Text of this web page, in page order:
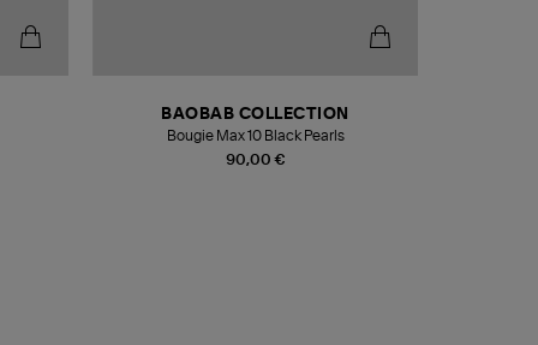
90,00 €
BAOBAB COLLECTION
Bougie Max 10 Black Pearls